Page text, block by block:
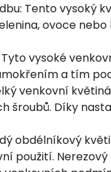
Tento vysoký
ovoce
vysoké
a tím
venkovní
šroubů. Díky
obdélníkový
použití.